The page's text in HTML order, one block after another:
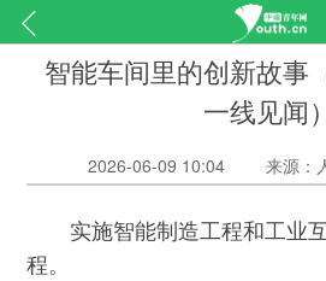
智能车间里的创新故事
一线见闻）
2026-06-09 10:04 来源：
实施智能制造工程和工业
程。